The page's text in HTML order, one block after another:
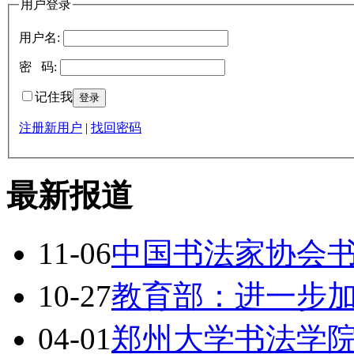
用户登录
用户名:
密 码:
记住我
注册新用户 找回密码
最新报道
11-06中国书法家协会
10-27教育部：进一步
04-01郑州大学书法学